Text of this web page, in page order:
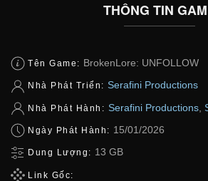
THÔNG TIN
Tên Game: BrokenLore: UNFOLLOW
Nhà Phát Triển: Serafini Productions
Nhà Phát Hành: Serafini Productions,
Ngày Phát Hành: 15/01/2026
Dung Lượng: 13 GB
Link Gốc: